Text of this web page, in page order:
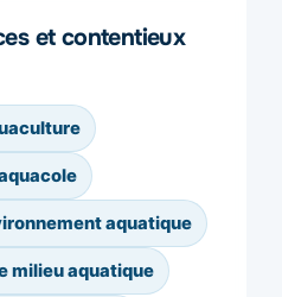
et contentieux
aquatique
milieu aquatique